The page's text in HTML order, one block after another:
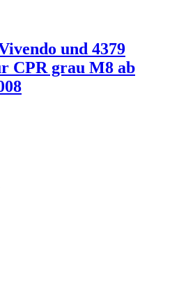
und 4379
CPR grau M8 ab